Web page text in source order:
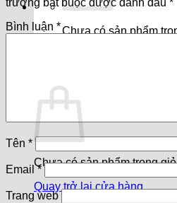
Chưa có sản phẩm
Chưa có sản phẩm trong
Quay trở lại cửa hàng
trường bắt buộc được đánh dấu *
Bình luận *
Tên *
Email*
Trang web